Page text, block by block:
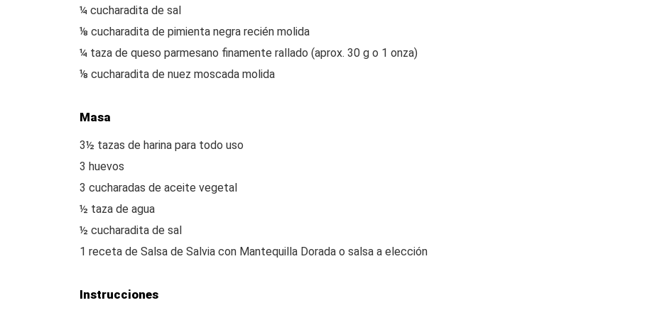
¼ cucharadita de sal
⅛ cucharadita de pimienta negra recién molida
¼ taza de queso parmesano finamente rallado (aprox. 30 g o 1 onza)
⅛ cucharadita de nuez moscada molida
Masa
3½ tazas de harina para todo uso
3 huevos
3 cucharadas de aceite vegetal
½ taza de agua
½ cucharadita de sal
1 receta de Salsa de Salvia con Mantequilla Dorada o salsa a elección
Instrucciones